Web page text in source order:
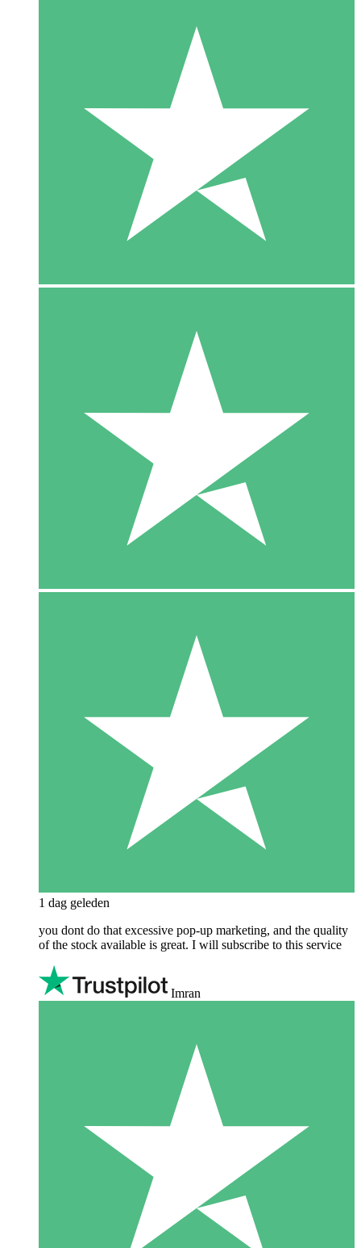
1 dag geleden
you dont do that excessive pop-up marketing, and the quality
of the stock available is great. I will subscribe to this service
Imran